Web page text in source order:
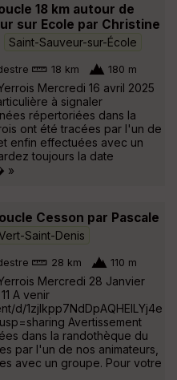
18 km autour de
sur Ecole par Christine
Saint-Sauveur-sur-École
18 km 180 m
Mercredi 16 avril 2025
à signaler
répertoriées dans la
ont été tracées par l'un de
enfin effectuées avec un
toujours la date
»
Cesson par Pascale
Saint-Denis
28 km 110 m
Mercredi 28 Janvier
A venir
d/1zjlkpp7NdDpAQHElLYj4e
Avertissement
dans la randothèque du
par l'un de nos animateurs,
avec un groupe. Pour votre